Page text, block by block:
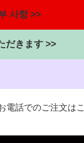
사항 >>
だきます >>
電話でのご注文は